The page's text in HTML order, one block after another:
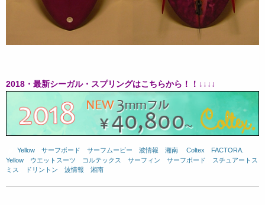
2018・最新シーガル・スプリングはこちらから！！↓↓↓↓
Yellow サーフボード サーフムービー 波情報 湘南 Coltex FACTORA.
Yellow
ウエットスーツ コルテックス サーフィン サーフボード
スチュアートス
ミス
ドリントン 波情報 湘南